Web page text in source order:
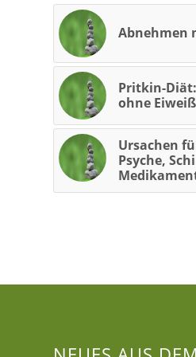
Abnehmen
Pritkin-
ohne
Ursachen
Psyche,